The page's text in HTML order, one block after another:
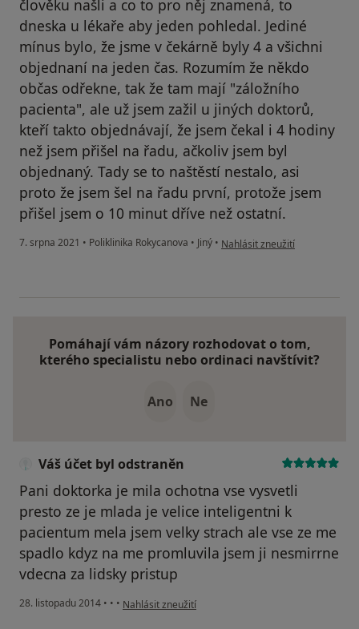
člověku našli a co to pro něj znamená, to
dneska u lékaře aby jeden pohledal. Jediné
mínus bylo, že jsme v čekárně byly 4 a všichni
objednaní na jeden čas. Rozumím že někdo
občas odřekne, tak že tam mají "záložního
pacienta", ale už jsem zažil u jiných doktorů,
kteří takto objednávají, že jsem čekal i 4 hodiny
než jsem přišel na řadu, ačkoliv jsem byl
objednaný. Tady se to naštěstí nestalo, asi
proto že jsem šel na řadu první, protože jsem
přišel jsem o 10 minut dříve než ostatní.
7. srpna 2021 • Poliklinika Rokycanova • Jiný • podle názoru uživatele Mr.
Nahlásit zneužití
Pomáhají vám názory rozhodovat o tom,
kterého specialistu nebo ordinaci navštívit?
Ano Ne
Váš účet byl odstraněn
Pani doktorka je mila ochotna vse vysvetli
presto ze je mlada je velice inteligentni k
pacientum mela jsem velky strach ale vse ze me
spadlo kdyz na me promluvila jsem ji nesmirrne
vdecna za lidsky pristup
28. listopadu 2014 • • • podle názoru uživatele Váš účet byl odstraněn
Nahlásit zneužití